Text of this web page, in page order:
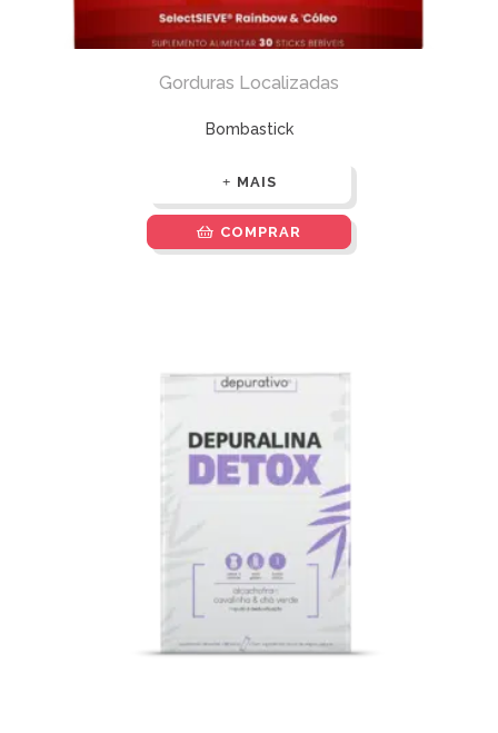
Gorduras Localizadas
Bombastick
MAIS
COMPRAR